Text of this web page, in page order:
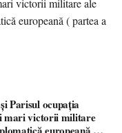
Parisul ocupația
mari victorii militare